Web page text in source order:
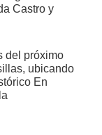
Castro y
del próximo
ubicando
En